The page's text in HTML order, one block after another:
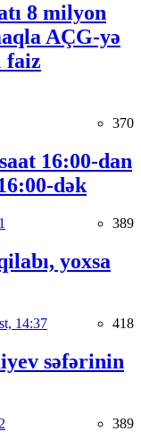
8 milyon
AÇG-yə
faiz
370
16:00-dan
dək
389
yoxsa
14:37 418
səfərinin
389